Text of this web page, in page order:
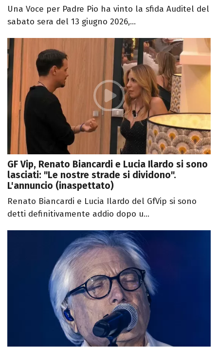
Una Voce per Padre Pio ha vinto la sfida Auditel del
sabato sera del 13 giugno 2026,...
GF Vip, Renato Biancardi e Lucia Ilardo si sono
lasciati: "Le nostre strade si dividono".
L'annuncio (inaspettato)
Renato Biancardi e Lucia Ilardo del GfVip si sono
detti definitivamente addio dopo u...